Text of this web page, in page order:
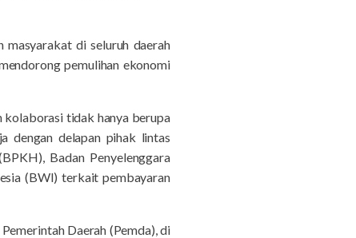
masyarakat di seluruh daerah
pemulihan ekonomi
kolaborasi tidak hanya berupa
dengan delapan pihak lintas
Badan Penyelenggara
(BWI) terkait pembayaran
Daerah (Pemda), di